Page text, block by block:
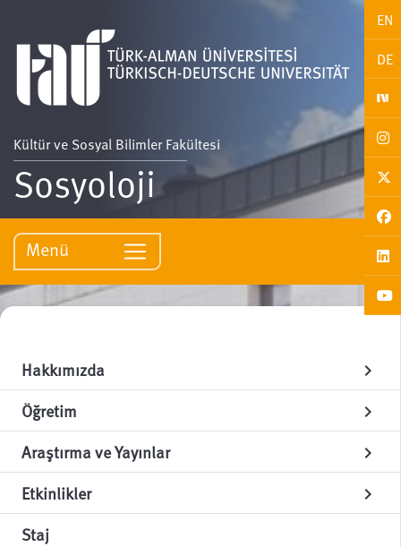
EN
DE
Kültür ve Sosyal Bilimler Fakültesi
Sosyoloji
Menü
Hakkımızda chevron_right
Öğretim chevron_right
Araştırma ve Yayınlar chevron_right
Etkinlikler chevron_right
Staj